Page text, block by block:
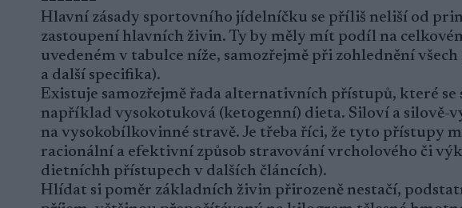
Hlavní zásady sportovního jídelníčku se příliš neliší od
zastoupení hlavních živin. Ty by měly mít podíl na
uvedeném v tabulce níže, samozřejmě při zohlednění
a další specifika).
Existuje samozřejmě řada alternativních přístupů, které
například vysokotuková (ketogenní) dieta. Siloví a silově-
na vysokobílkovinné stravě. Je třeba říci, že tyto přístupy
racionální a efektivní způsob stravování vrcholového či
dietníchh přístupech v dalších článcích).
Hlídat si poměr základních živin přirozeně nestačí,